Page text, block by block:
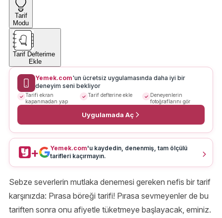
Tarif
Modu
Tarif Defterime
Ekle
Yemek.com'un ücretsiz uygulamasında daha iyi bir
deneyim seni bekliyor
Tarifi ekran
kapanmadan yap
Tarif defterine ekle
Deneyenlerin
fotoğraflarını gör
Uygulamada Aç
+ Yemek.com'u kaydedin, denenmiş, tam ölçülü
tarifleri kaçırmayın.
Sebze severlerin mutlaka denemesi gereken nefis bir tarif
karşınızda: Pırasa böreği tarifi! Pırasa sevmeyenler de bu
tariften sonra onu afiyetle tüketmeye başlayacak, eminiz.